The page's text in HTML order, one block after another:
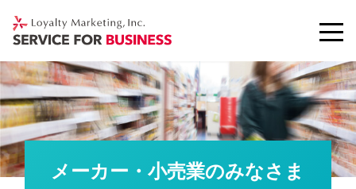
メーカー・小売業のみなさま